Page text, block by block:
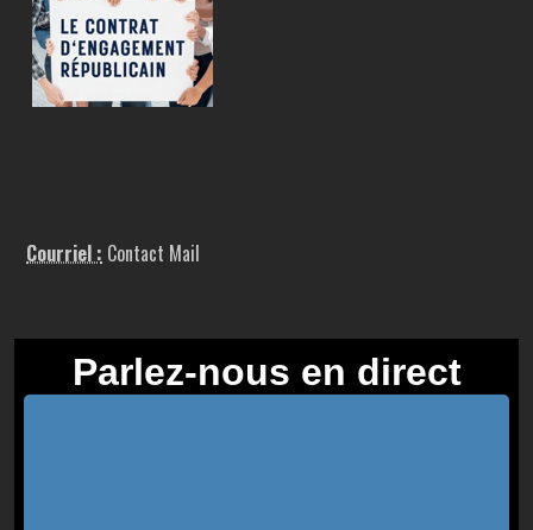
Courriel : Contact Mail